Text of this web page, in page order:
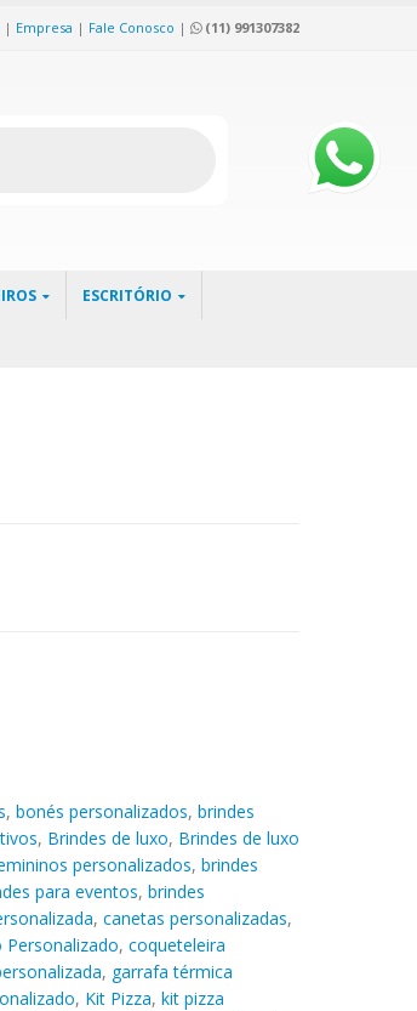
| Empresa | Fale Conosco | (11) 991307382
ESCRITÓRIO
, bonés personalizados, brindes
, Brindes de luxo, Brindes de luxo
personalizados, brindes
para eventos, brindes
, canetas personalizadas,
Personalizado, coqueteleira
, garrafa térmica
, Kit Pizza, kit pizza